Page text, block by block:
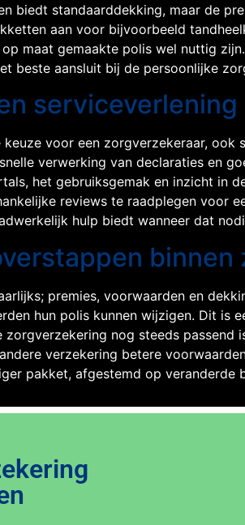
biedt standaarddekking, maar de
aan voor bijvoorbeeld
maat gemaakte polis wel nuttig
beste aansluit bij de persoonlijke
serviceverlening
voor een zorgverzekeraar,
verwerking van declaraties en
het gebruiksgemak en inzicht in
reviews te raadplegen voor
hulp biedt wanneer dat
premies, voorwaarden en
hun polis kunnen wijzigen. Dit is
nog steeds
verzekering betere
pakket, afgestemd op veranderde